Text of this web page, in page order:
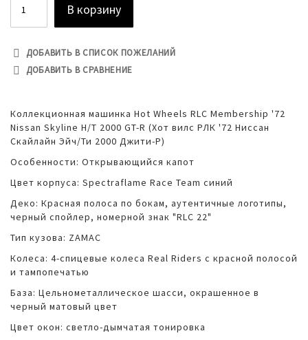
В корзину
ДОБАВИТЬ В СПИСОК ПОЖЕЛАНИЙ
ДОБАВИТЬ В СРАВНЕНИЕ
Коллекционная машинка Hot Wheels RLC Membership '72
Nissan Skyline H/T 2000 GT-R (Хот вилс РЛК '72 Ниссан
Скайлайн Эйч/Ти 2000 Джити-Р)
Особенности: Открывающийся капот
Цвет корпуса: Spectraflame Race Team синий
Деко: Красная полоса по бокам, аутентичные логотипы,
черный спойлер, номерной знак "RLC 22"
Тип кузова: ZAMAC
Колеса: 4-спицевые колеса Real Riders с красной полосой
и тампопечатью
База: Цельнометаллическое шасси, окрашенное в
черный матовый цвет
Цвет окон: светло-дымчатая тонировка